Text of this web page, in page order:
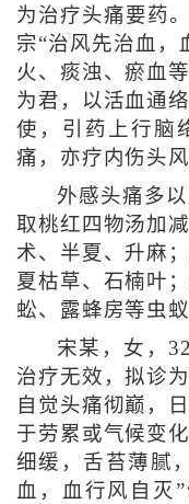
为治疗头痛要药
宗“治风先治血，
火、痰浊、瘀血
为君，以活血通
使，引药上行脑
痛，亦疗内伤头风
外感头痛多
取桃红四物汤加
术、半夏、升麻
夏枯草、石楠叶
蚣、露蜂房等虫
宋某，女，
治疗无效，拟诊
自觉头痛彻巅，
于劳累或气候变
细缓，舌苔薄腻
血，血行风自灭